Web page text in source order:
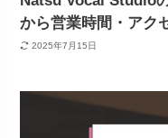
から営業時間・アク
2025年7月15日